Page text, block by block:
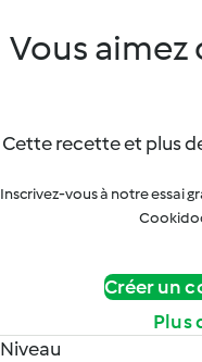
Vous aimez
Cette recette et plus
Inscrivez-vous à notre essai
Créer un
Plus
Niveau